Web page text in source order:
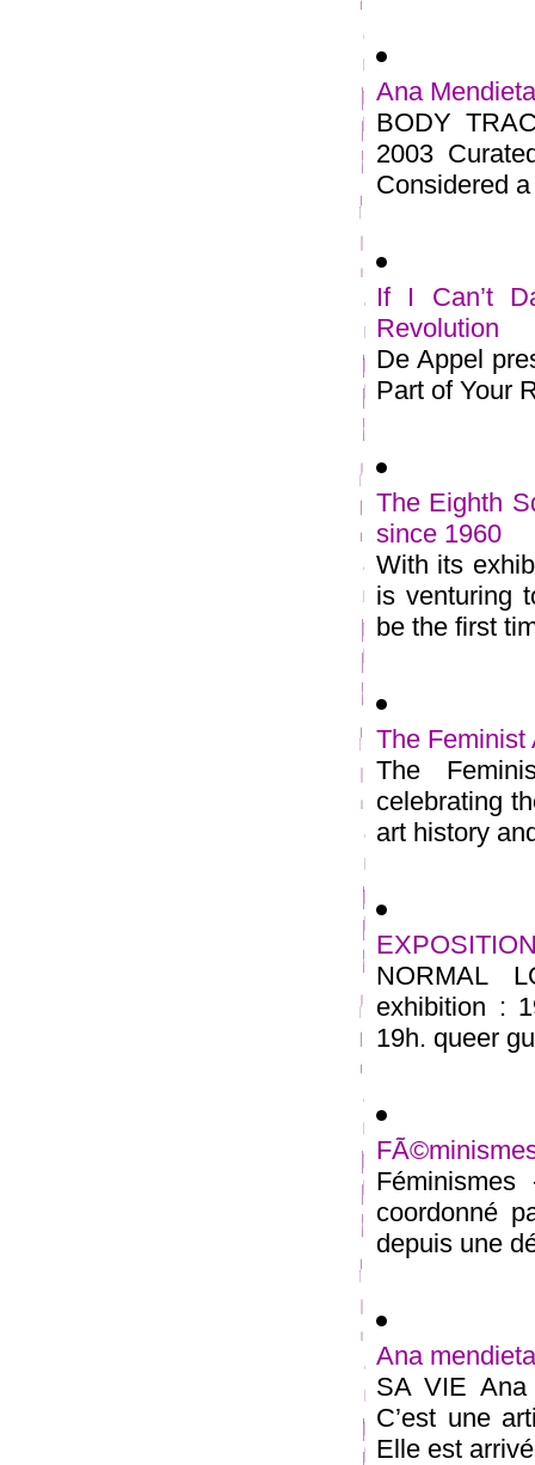
Ana
BODY
2003
Considered
If I Can’t
Revolution
De Appel
Part of Your
The Eighth
since 1960
With its
is venturing
be the first
The Feminist
The
celebrating
art history
NORMAL
exhibition :
19h. queer
coordonné
depuis une
Ana mendieta
SA VIE
C’est une
Elle est